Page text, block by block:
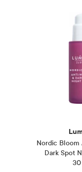
Nordic
Dark Spot